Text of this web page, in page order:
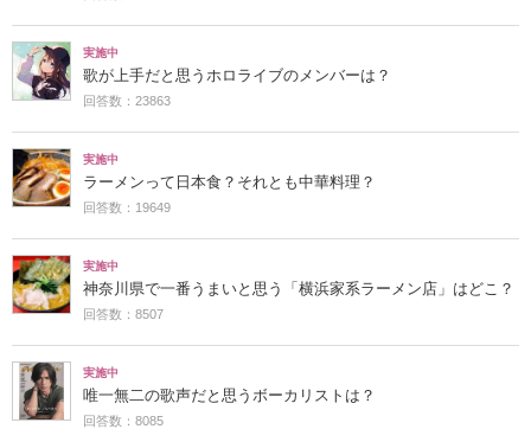
実施中
歌が上手だと思うホロライブのメンバーは？
回答数：23863
実施中
ラーメンって日本食？それとも中華料理？
回答数：19649
実施中
神奈川県で一番うまいと思う「横浜家系ラーメン店」はどこ？
回答数：8507
実施中
唯一無二の歌声だと思うボーカリストは？
回答数：8085